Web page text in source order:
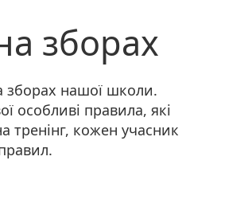
зборах
зборах нашої школи.
особливі правила, які
тренінг, кожен учасник